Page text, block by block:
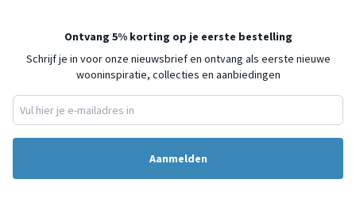
Ontvang 5% korting op je eerste bestelling
Schrijf je in voor onze nieuwsbrief en ontvang als eerste nieuwe
wooninspiratie, collecties en aanbiedingen
Aanmelden